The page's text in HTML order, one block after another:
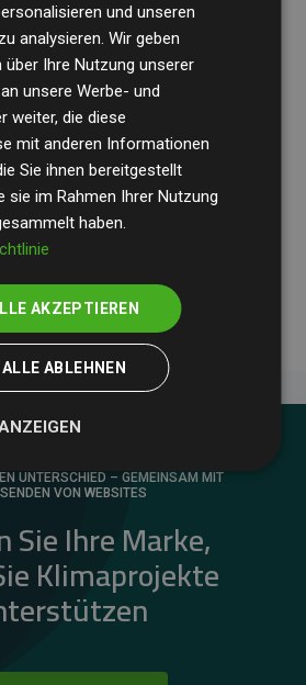
BDOüberprüft
und Methodik, um
sicherzustellen.
dass unsere Investitionen in
im Durchschnitt200 % der
der teilnehmenden
– ein klarer Nachweis für die
unseres Ansatzes.
UNTERSCHIED – GEMEINSAM MIT
VON WEBSITES
Sie Ihre Marke,
Klimaprojekte
und unseren
analysieren. Wir geben
Ihre Nutzung unserer
unsere Werbe- und
weiter, die diese
mit anderen Informationen
Sie ihnen bereitgestellt
sie im Rahmen Ihrer Nutzung
haben.
AKZEPTIEREN
ALLE ABLEHNEN